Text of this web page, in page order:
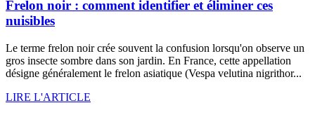
Frelon noir : comment identifier et éliminer ces
nuisibles
Le terme frelon noir crée souvent la confusion lorsqu'on observe un
gros insecte sombre dans son jardin. En France, cette appellation
désigne généralement le frelon asiatique (Vespa velutina nigrithor...
LIRE L'ARTICLE